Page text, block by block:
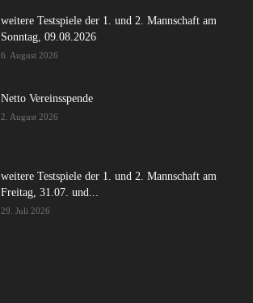
weitere Testspiele der 1. und 2. Mannschaft am
Sonntag, 09.08.2026
6. August 2026
Netto Vereinsspende
2. August 2026
weitere Testspiele der 1. und 2. Mannschaft am
Freitag, 31.07. und...
29. Juli 2026